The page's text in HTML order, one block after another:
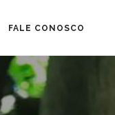
FALE CONOSCO